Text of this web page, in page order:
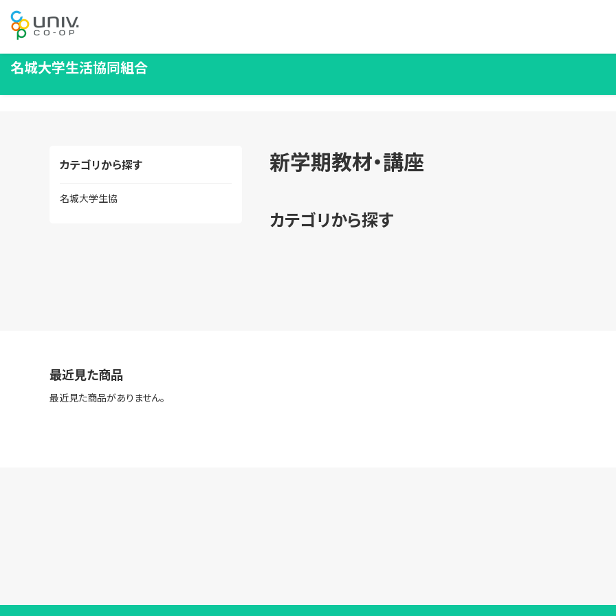
名城大学生活協同組合
カテゴリから探す
名城大学生協
新学期教材・講座
カテゴリから探す
最近見た商品
最近見た商品がありません。